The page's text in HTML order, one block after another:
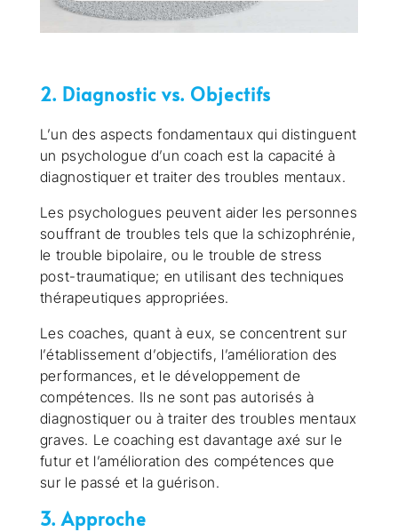
2. Diagnostic vs. Objectifs
L’un des aspects fondamentaux qui distinguent
un psychologue d’un coach est la capacité à
diagnostiquer et traiter des troubles mentaux.
Les psychologues peuvent aider les personnes
souffrant de troubles tels que la schizophrénie,
le trouble bipolaire, ou le trouble de stress
post-traumatique; en utilisant des techniques
thérapeutiques appropriées.
Les coaches, quant à eux, se concentrent sur
l’établissement d’objectifs, l’amélioration des
performances, et le développement de
compétences. Ils ne sont pas autorisés à
diagnostiquer ou à traiter des troubles mentaux
graves. Le coaching est davantage axé sur le
futur et l’amélioration des compétences que
sur le passé et la guérison.
3. Approche